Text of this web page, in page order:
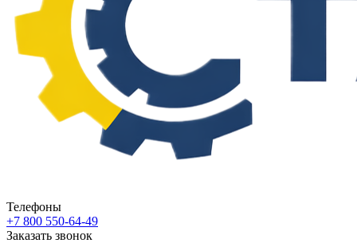
Телефоны
+7 800 550-64-49
Заказать звонок